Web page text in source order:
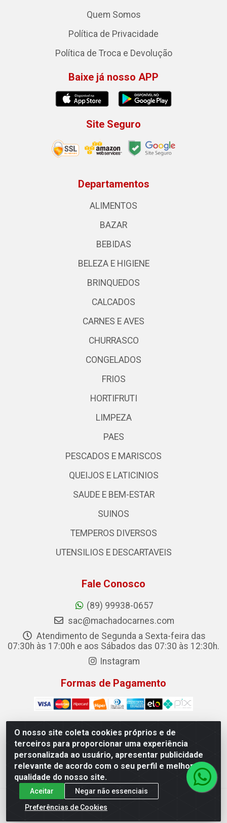
O nosso site coleta cookies próprios e de
terceiros para proporcionar uma experiência
personalizada ao usuário, apresentar publicidade
relevante de acordo com o seu perfil e melhorar a
qualidade do nosso site.
Aceitar
Negar não essenciais
Preferências de Cookies
Quem Somos
Política de Privacidade
Política de Troca e Devolução
Baixe já nosso APP
Site Seguro
Departamentos
ALIMENTOS
BAZAR
BEBIDAS
BELEZA E HIGIENE
BRINQUEDOS
CALCADOS
CARNES E AVES
CHURRASCO
CONGELADOS
FRIOS
HORTIFRUTI
LIMPEZA
PAES
PESCADOS E MARISCOS
QUEIJOS E LATICINIOS
SAUDE E BEM-ESTAR
SUINOS
TEMPEROS DIVERSOS
UTENSILIOS E DESCARTAVEIS
Fale Conosco
(89) 99938-0657
sac@machadocarnes.com
Atendimento de Segunda a Sexta-feira das
07:30h às 17:00h e aos Sábados das 07:30 às 12:30h.
Instagram
Formas de Pagamento
Machado Carnes Distribuidora de Alimentos LTDA -
Logradouro: Avenida Candido Aleixo, 148 - Centro - Oeiras/PI
- CEP 64.500-000 - 31.391.008/0001-50